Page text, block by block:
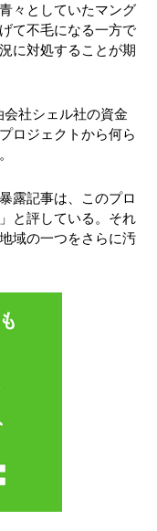
々としていたマング
て不毛になる一方で
に対処することが期
会社シェル社の資金
ロジェクトから何ら
露記事は、このプロ
と評している。それ
域の一つをさらに汚